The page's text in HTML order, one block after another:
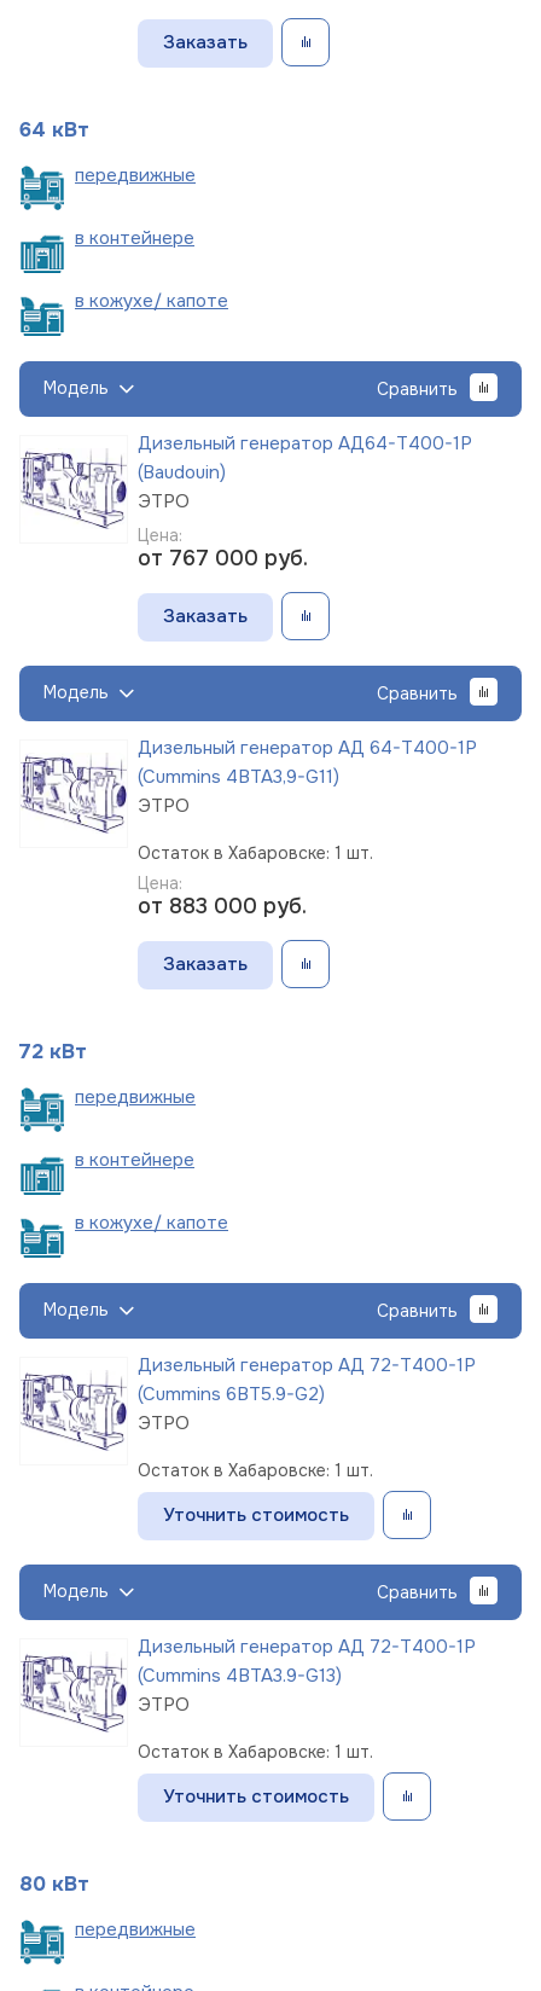
Заказать
64 кВт
передвижные
в контейнере
в кожухе/ капоте
Модель Сравнить
Дизельный генератор АД64-Т400-1Р
(Baudouin)
ЭТРО
Цена:
от 767 000 руб.
Заказать
Модель Сравнить
Дизельный генератор АД 64-Т400-1Р
(Cummins 4BTA3,9-G11)
ЭТРО
Остаток в Хабаровске: 1 шт.
Цена:
от 883 000 руб.
Заказать
72 кВт
передвижные
в контейнере
в кожухе/ капоте
Модель Сравнить
Дизельный генератор АД 72-Т400-1Р
(Cummins 6BT5.9-G2)
ЭТРО
Остаток в Хабаровске: 1 шт.
Уточнить стоимость
Модель Сравнить
Дизельный генератор АД 72-Т400-1Р
(Cummins 4BTA3.9-G13)
ЭТРО
Остаток в Хабаровске: 1 шт.
Уточнить стоимость
80 кВт
передвижные